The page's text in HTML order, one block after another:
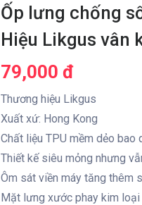
Ốp lưng chống
Hiệu Likgus vân
79,000 đ
Thương hiệu Likgus
Xuất xứ: Hong Kong
Chất liệu TPU mềm dẻo bao
Thiết kế siêu mỏng nhưng
Ôm sát viền máy tăng thêm
Mặt lưng xước phay kim loại